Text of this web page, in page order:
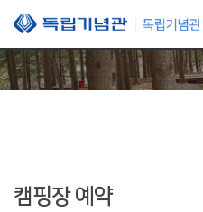
본문 바로가기
캠핑장 예약